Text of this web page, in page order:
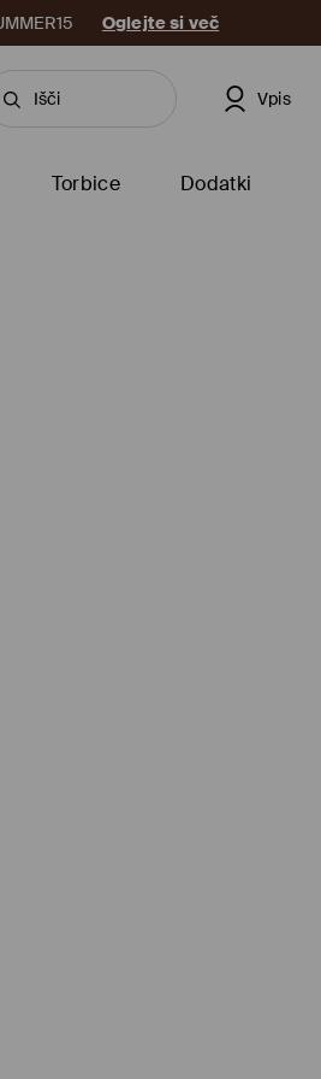
Oglejte si več
Vpis
Torbice Dodatki